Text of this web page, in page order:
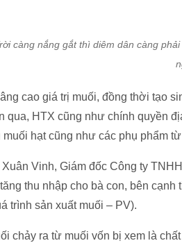
chảy ra từ muối vốn bị xem là
tôi thu mua với mức giá 1.000-
số HTX đang xây dựng, phát triển
lịch để thu hút du khách, tăng giá